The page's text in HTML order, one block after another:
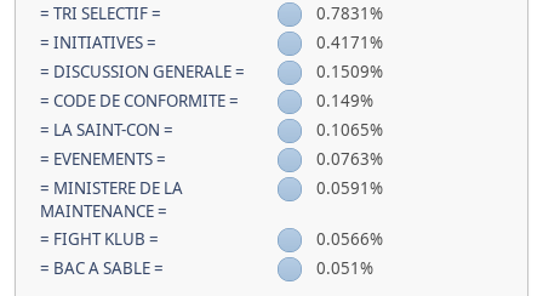
= TRI SELECTIF =
0.7831%
= INITIATIVES =
0.4171%
= DISCUSSION GENERALE =
0.1509%
= CODE DE CONFORMITE =
0.149%
= LA SAINT-CON =
0.1065%
= EVENEMENTS =
0.0763%
= MINISTERE DE LA
MAINTENANCE =
0.0591%
= FIGHT KLUB =
0.0566%
= BAC A SABLE =
0.051%